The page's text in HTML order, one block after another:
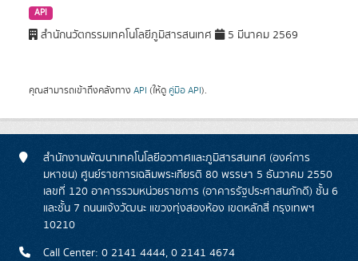
API
สำนักนวัตกรรมเทคโนโลยีภูมิสารสนเทศ 5 มีนาคม 2569
คุณสามารถเข้าถึงคลังทาง API (ให้ดู คู่มือ API).
สำนักงานพัฒนาเทคโนโลยีอวกาศและภูมิสารสนเทศ (องค์การ
มหาชน) ศูนย์ราชการเฉลิมพระเกียรติ 80 พรรษา 5 ธันวาคม 2550
เลขที่ 120 อาคารรวมหน่วยราชการ (อาคารรัฐประศาสนภักดี) ชั้น 6
และชั้น 7 ถนนแจ้งวัฒนะ แขวงทุ่งสองห้อง เขตหลักสี่ กรุงเทพฯ
10210
Call Center: 0 2141 4444, 0 2141 4674